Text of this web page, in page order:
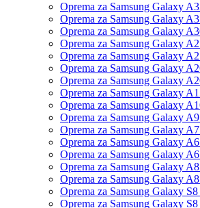
Oprema za Samsung Galaxy
Oprema za Samsung Galaxy
Oprema za Samsung Galaxy
Oprema za Samsung Galaxy
Oprema za Samsung Galaxy
Oprema za Samsung Galaxy
Oprema za Samsung Galaxy
Oprema za Samsung Galaxy
Oprema za Samsung Galaxy
Oprema za Samsung Galaxy
Oprema za Samsung Galaxy
Oprema za Samsung Galaxy
Oprema za Samsung Galaxy
Oprema za Samsung Galaxy
Oprema za Samsung Galaxy
Oprema za Samsung Galaxy S8
Oprema za Samsung Galaxy S8